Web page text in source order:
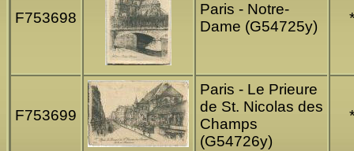
F753698
Paris - Notre-
Dame (G54725y)
*
F753699
Paris - Le Prieure
de St. Nicolas des
Champs
(G54726y)
*